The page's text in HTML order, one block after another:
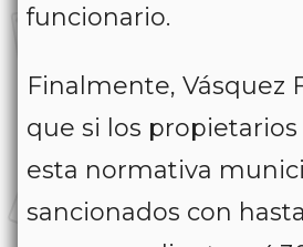
funcionario.
Finalmente, Vásquez
que si los
esta normativa
sancionados con